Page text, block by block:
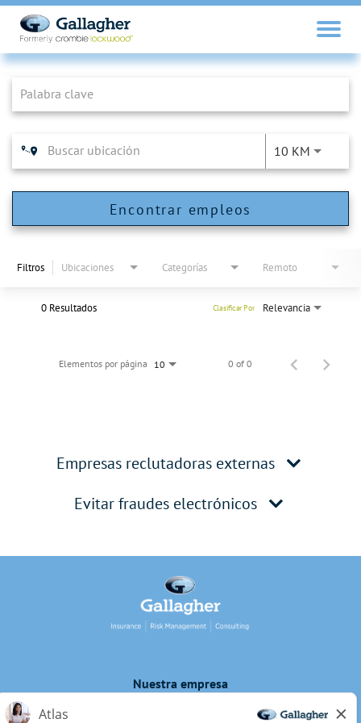
Job Search Page
10 KM
Encontrar empleos
Filtros Ubicaciones Categorías Remoto
0 Resultados Relevancia
Clasificar Por
Elementos por página 10 0 of 0
Empresas reclutadoras externas
Evitar fraudes electrónicos
Nuestra empresa
Privacidad de los candidatos